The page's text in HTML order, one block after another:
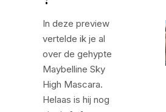
In deze preview
vertelde ik je al
over de gehypte
Maybelline Sky
High Mascara.
Helaas is hij nog